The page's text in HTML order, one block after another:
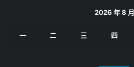
2026 年 8 月
一 二 三 四